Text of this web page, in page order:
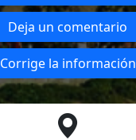
Deja un comentario
Corrige la información